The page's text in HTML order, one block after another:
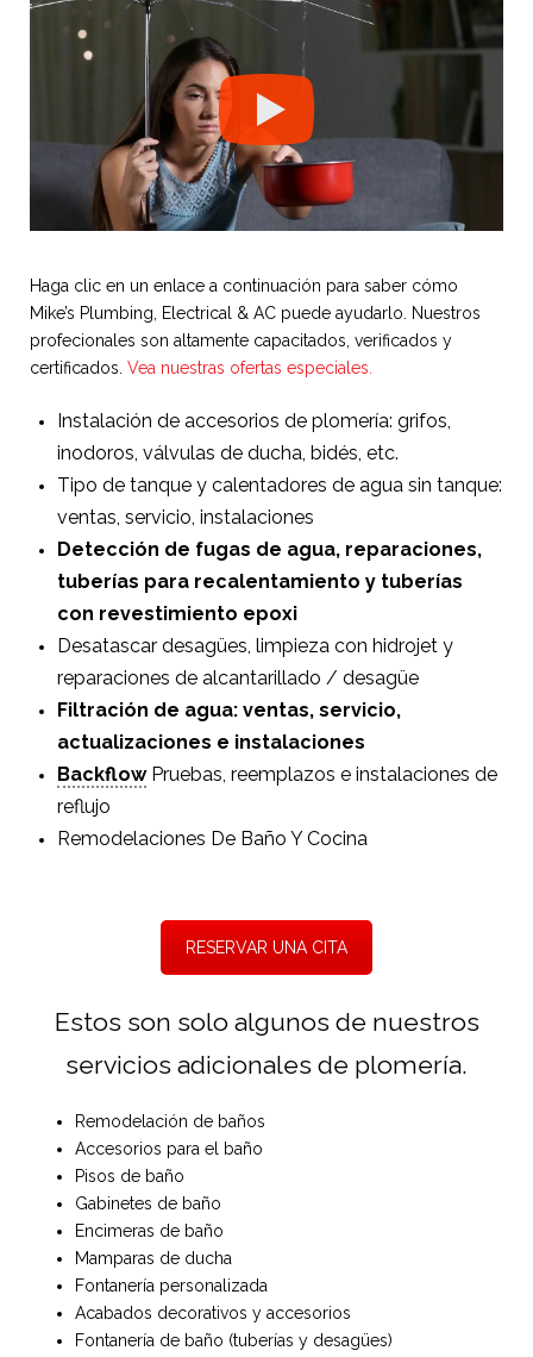
Haga clic en un enlace a continuación para saber cómo
Mike’s Plumbing, Electrical & AC puede ayudarlo. Nuestros
profecionales son altamente capacitados, verificados y
certificados. Vea nuestras ofertas especiales.
Instalación de accesorios de plomería: grifos,
inodoros, válvulas de ducha, bidés, etc.
Tipo de tanque y calentadores de agua sin tanque:
ventas, servicio, instalaciones
Detección de fugas de agua, reparaciones,
tuberías para recalentamiento y tuberías
con revestimiento epoxi
Desatascar desagües, limpieza con hidrojet y
reparaciones de alcantarillado / desagüe
Filtración de agua: ventas, servicio,
actualizaciones e instalaciones
Backflow Pruebas, reemplazos e instalaciones de
reflujo
Remodelaciones De Baño Y Cocina
RESERVAR UNA CITA
Estos son solo algunos de nuestros
servicios adicionales de plomería.
Remodelación de baños
Accesorios para el baño
Pisos de baño
Gabinetes de baño
Encimeras de baño
Mamparas de ducha
Fontanería personalizada
Acabados decorativos y accesorios
Fontanería de baño (tuberías y desagües)